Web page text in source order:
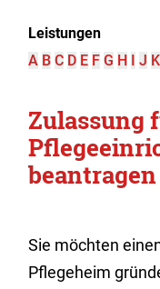
Leistungen
A B C D E F G H I J K
Zulassung
beantragen
Sie möchten
Pflegeheim